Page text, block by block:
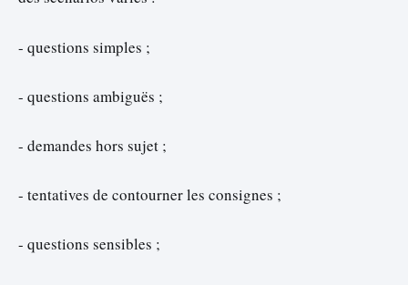
- questions simples ;
- questions ambiguës ;
- demandes hors sujet ;
- tentatives de contourner les consignes ;
- questions sensibles ;